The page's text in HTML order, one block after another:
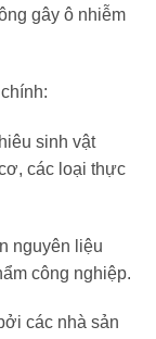
gây ô nhiễm
sinh vật
các loại thực
nguyên liệu
công nghiệp.
các nhà sản